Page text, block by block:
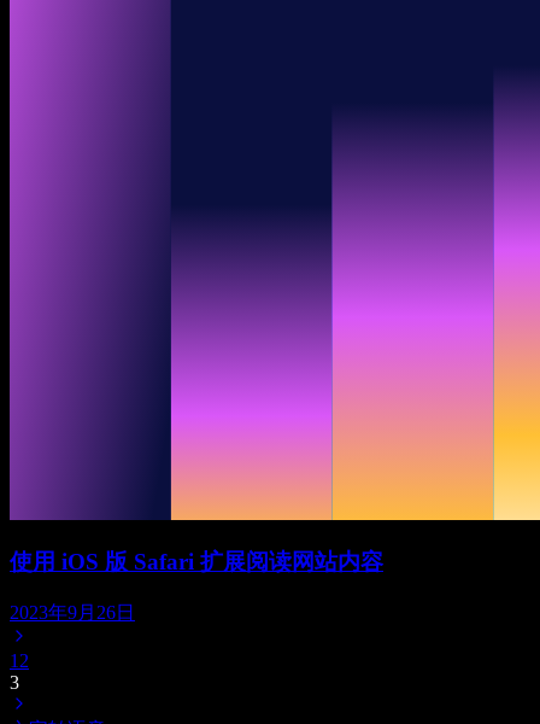
使用 iOS 版 Safari 扩展阅读网站内容
2023年9月26日
1 2
3